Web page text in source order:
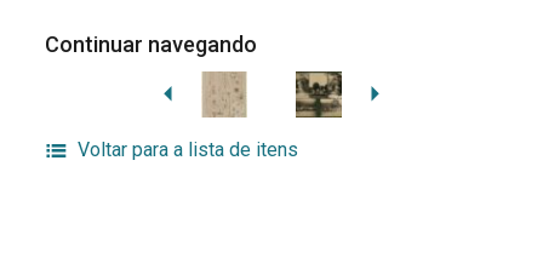
Continuar navegando
Voltar para a lista de itens